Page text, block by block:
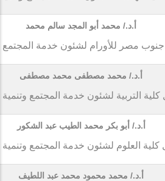
أ.د./ محمد أبو المجد سالم محمد
مصر للأورام لشئون خدمة المجتمع
أ.د./ محمد مصطفى محمد مصطفى
كلية التربية لشئون خدمة المجتمع وتنمية
أ.د./ أبو بكر محمد الطيب عبد الشكور
كلية العلوم لشئون خدمة المجتمع وتنمية
أ.د./ محمد محمود محمد عبد اللطيف